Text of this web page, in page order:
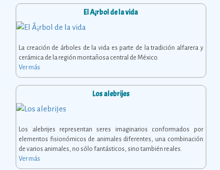
El Ã¡rbol de la vida
La creación de árboles de la vida es parte de la tradición alfarera y
cerámica de la región montañosa central de México.
Ver más
Los alebrijes
Los alebrijes representan seres imaginarios conformados por
elementos fisionómicos de animales diferentes, una combinación
de varios animales, no sólo fantásticos, sino también reales.
Ver más